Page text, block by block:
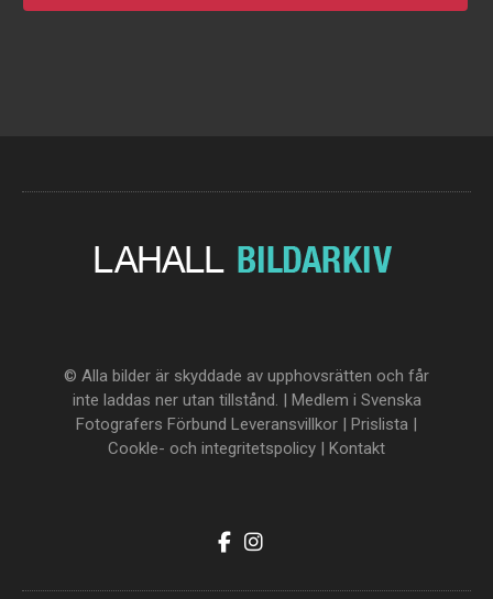
© Alla bilder är skyddade av upphovsrätten och får
inte laddas ner utan tillstånd. | Medlem i Svenska
Fotografers Förbund Leveransvillkor | Prislista |
Cookle- och integritetspolicy | Kontakt